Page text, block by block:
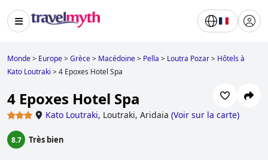
Monde> Europe>Grèce> Macédoine> Pella > Loutra Pozar> Hôtels à
Kato Loutraki >4 Epoxes Hotel Spa
4 Epoxes Hotel Spa
Kato Loutraki, Loutraki, Aridaia (Voir sur la carte)
8.7 Très bien